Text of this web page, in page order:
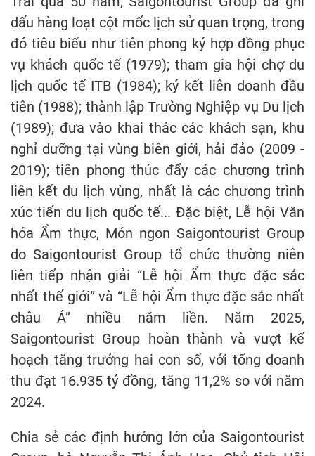
dấu hàng loạt cột mốc lịch sử quan trọng, trong
đó tiêu biểu như tiên phong ký hợp đồng phục
vụ khách quốc tế (1979); tham gia hội chợ du
lịch quốc tế ITB (1984); ký kết liên doanh đầu
tiên (1988); thành lập Trường Nghiệp vụ Du lịch
(1989); đưa vào khai thác các khách sạn, khu
nghỉ dưỡng tại vùng biên giới, hải đảo (2009 -
2019); tiên phong thúc đẩy các chương trình
liên kết du lịch vùng, nhất là các chương trình
xúc tiến du lịch quốc tế... Đặc biệt, Lễ hội Văn
hóa Ẩm thực, Món ngon Saigontourist Group
do Saigontourist Group tổ chức thường niên
liên tiếp nhận giải “Lễ hội Ẩm thực đặc sắc
nhất thế giới” và “Lễ hội Ẩm thực đặc sắc nhất
châu Á” nhiều năm liền. Năm 2025,
Saigontourist Group hoàn thành và vượt kế
hoạch tăng trưởng hai con số, với tổng doanh
thu đạt 16.935 tỷ đồng, tăng 11,2% so với năm
2024.
Chia sẻ các định hướng lớn của Saigontourist